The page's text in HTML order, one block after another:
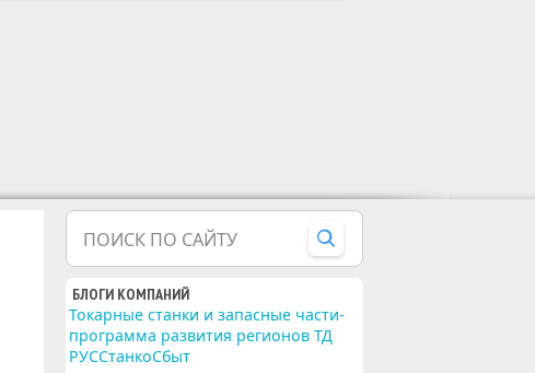
ПОИСК ПО САЙТУ
БЛОГИ КОМПАНИЙ
Токарные станки и запасные части-
программа развития регионов ТД
РУССтанкоСбыт